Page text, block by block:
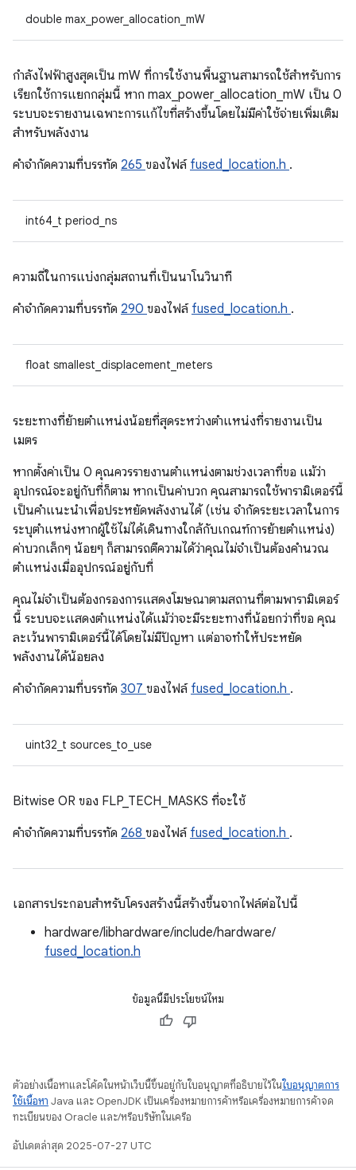
double max_power_allocation_mW
กำลังไฟฟ้าสูงสุดเป็น mW ที่การใช้งานพื้นฐานสามารถใช้สำหรับการ
เรียกใช้การแยกกลุ่มนี้ หาก max_power_allocation_mW เป็น 0
ระบบจะรายงานเฉพาะการแก้ไขที่สร้างขึ้นโดยไม่มีค่าใช้จ่ายเพิ่มเติม
สำหรับพลังงาน
คําจํากัดความที่บรรทัด 265 ของไฟล์ fused_location.h .
int64_t period_ns
ความถี่ในการแบ่งกลุ่มสถานที่เป็นนาโนวินาที
คําจํากัดความที่บรรทัด 290 ของไฟล์ fused_location.h .
float smallest_displacement_meters
ระยะทางที่ย้ายตำแหน่งน้อยที่สุดระหว่างตำแหน่งที่รายงานเป็น
เมตร
หากตั้งค่าเป็น 0 คุณควรรายงานตำแหน่งตามช่วงเวลาที่ขอ แม้ว่า
อุปกรณ์จะอยู่กับที่ก็ตาม หากเป็นค่าบวก คุณสามารถใช้พารามิเตอร์นี้
เป็นคำแนะนำเพื่อประหยัดพลังงานได้ (เช่น จำกัดระยะเวลาในการ
ระบุตำแหน่งหากผู้ใช้ไม่ได้เดินทางใกล้กับเกณฑ์การย้ายตำแหน่ง)
ค่าบวกเล็กๆ น้อยๆ ก็สามารถตีความได้ว่าคุณไม่จำเป็นต้องคำนวณ
ตำแหน่งเมื่ออุปกรณ์อยู่กับที่
คุณไม่จําเป็นต้องกรองการแสดงโฆษณาตามสถานที่ตามพารามิเตอร์
นี้ ระบบจะแสดงตำแหน่งได้แม้ว่าจะมีระยะทางที่น้อยกว่าที่ขอ คุณ
ละเว้นพารามิเตอร์นี้ได้โดยไม่มีปัญหา แต่อาจทำให้ประหยัด
พลังงานได้น้อยลง
คําจํากัดความที่บรรทัด 307 ของไฟล์ fused_location.h .
uint32_t sources_to_use
Bitwise OR ของ FLP_TECH_MASKS ที่จะใช้
คําจํากัดความที่บรรทัด 268 ของไฟล์ fused_location.h .
เอกสารประกอบสำหรับโครงสร้างนี้สร้างขึ้นจากไฟล์ต่อไปนี้
hardware/libhardware/include/hardware/
fused_location.h
ข้อมูลนี้มีประโยชน์ไหม
ตัวอย่างเนื้อหาและโค้ดในหน้าเว็บนี้ขึ้นอยู่กับใบอนุญาตที่อธิบายไว้ในใบอนุญาตการ
ใช้เนื้อหา Java และ OpenJDK เป็นเครื่องหมายการค้าหรือเครื่องหมายการค้าจด
ทะเบียนของ Oracle และ/หรือบริษัทในเครือ
อัปเดตล่าสุด 2025-07-27 UTC